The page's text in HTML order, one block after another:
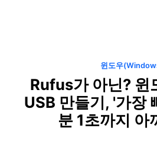
윈도우
Rufus가 아닌? 윈
USB 만들기, '가장
분 1초까지 아